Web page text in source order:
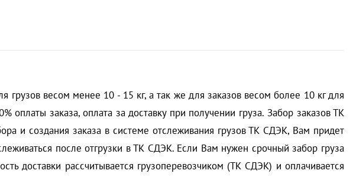
весом менее 10 - 15 кг, а так же для заказов весом более 10 кг для
оплаты заказа, оплата за доставку при получении груза. Забор заказов ТК
и создания заказа в системе отслеживания грузов ТК СДЭК, Вам придет
после отгрузки в ТК СДЭК. Если Вам нужен срочный забор груза
доставки рассчитывается грузоперевозчиком (ТК СДЭК) и оплачивается